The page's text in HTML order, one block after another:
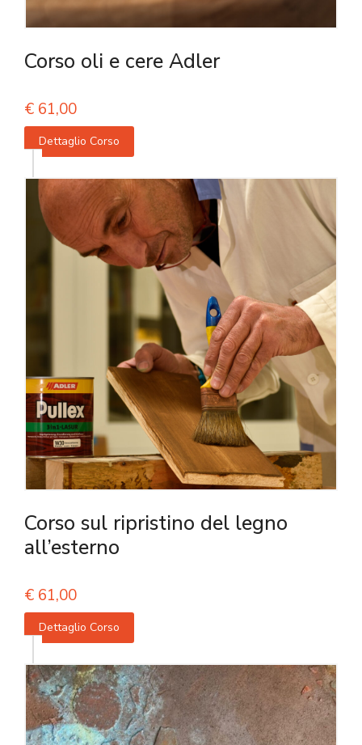
Corso oli e cere Adler
€ 61,00
Dettaglio Corso
Corso sul ripristino del legno
all’esterno
€ 61,00
Dettaglio Corso